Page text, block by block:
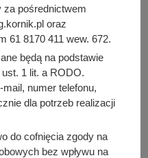
pośrednictwem
oraz
61 8170 411 wew. 672.
będą na podstawie
1 lit. a RODO.
numer telefonu,
dla potrzeb realizacji
do cofnięcia zgody na
bez wpływu na